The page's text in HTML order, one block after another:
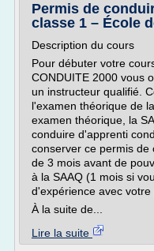
Permis de
classe 1 – École
Description du cours
Pour débuter votre
CONDUITE 2000 vous
un instructeur qualifié.
l'examen théorique de
examen théorique, la
conduire d'apprenti
conserver ce permis de
de 3 mois avant de
à la SAAQ (1 mois si
d'expérience avec votre
À la suite de...
Lire la suite